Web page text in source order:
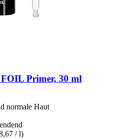
Primer, 30 ml
normale Haut
/ l)